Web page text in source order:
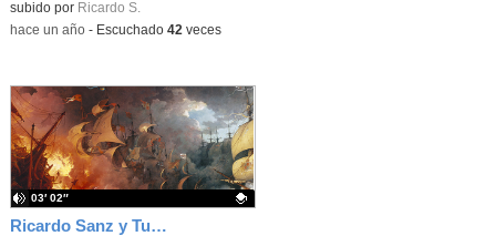
subido por Ricardo S.
-hace un año- Escuchado 42 veces
Ricardo Sanz y Tur: Armada Invencible. Batalla española
03′ 02″